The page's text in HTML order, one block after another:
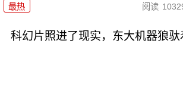
最热 阅读
科幻片照进了现实，东大机器狼驮